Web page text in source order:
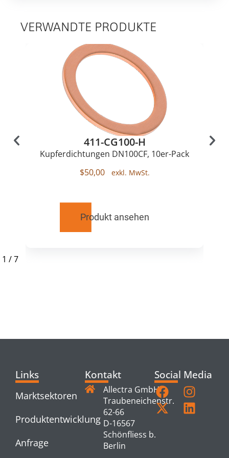
VERWANDTE PRODUKTE
411-CG100-H
Kupferdichtungen DN100CF, 10er-Pack
$50,00
Produkt ansehen
1 /7
Links
Marktsektoren
Produktentwicklung
Anfrage
Kontakt
Allectra GmbH
Traubeneichenstr.
62-66
D-16567
Schönfliess b.
Berlin
Social Media